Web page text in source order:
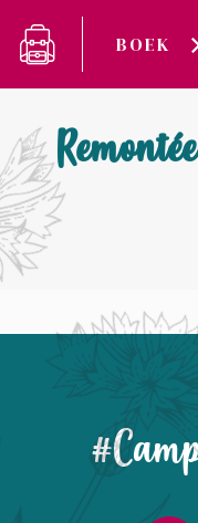
BOEK
Camping Saint-Disdille
Cookies beheer paneel